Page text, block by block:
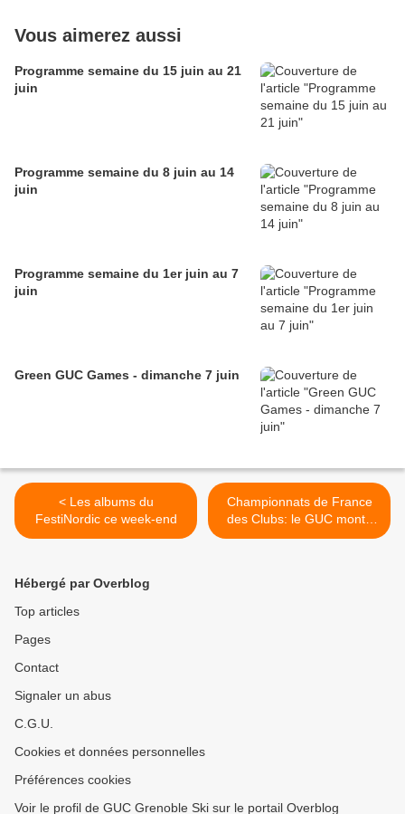
Vous aimerez aussi
Programme semaine du 15 juin au 21
juin
Programme semaine du 8 juin au 14
juin
Programme semaine du 1er juin au 7
juin
Green GUC Games - dimanche 7 juin
< Les albums du
FestiNordic ce week-end
Championnats de France
des Clubs: le GUC monte
en 1ère division!!!! >
Hébergé par Overblog
Top articles
Pages
Contact
Signaler un abus
C.G.U.
Cookies et données personnelles
Préférences cookies
Voir le profil de GUC Grenoble Ski sur le portail Overblog